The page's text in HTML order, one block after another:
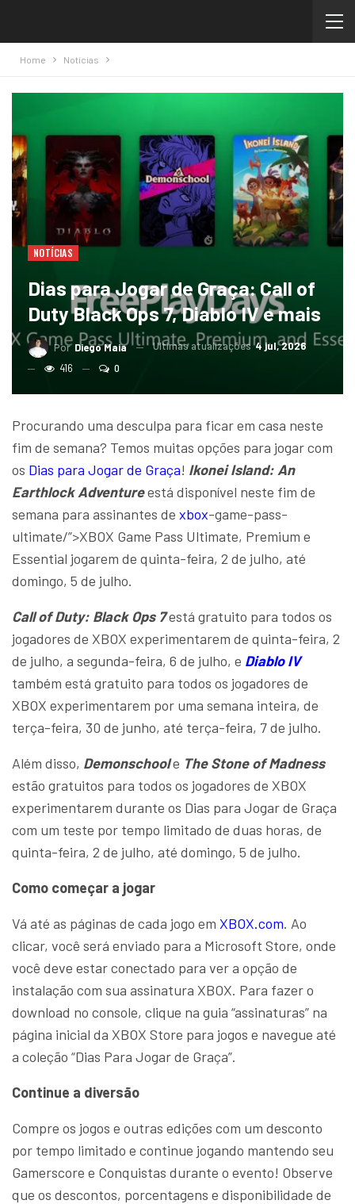
Home Notícias
NOTÍCIAS
Dias para Jogar de Graça: Call of
Duty Black Ops 7, Diablo IV e mais
Por Diego Maia Ultimas atualizações4 jul, 2026
416
0
Procurando uma desculpa para ficar em casa neste
fim de semana? Temos muitas opções para jogar com
os Dias para Jogar de Graça! Ikonei Island: An
Earthlock Adventureestá disponível neste fim de
semana para assinantes de xbox-game-pass-
ultimate/”>XBOX Game Pass Ultimate, Premium e
Essential jogarem de quinta-feira, 2 de julho, até
domingo, 5 de julho.
Call of Duty: Black Ops 7está gratuito para todos os
jogadores de XBOX experimentarem de quinta-feira, 2
de julho, a segunda-feira, 6 de julho, e Diablo IV
também está gratuito para todos os jogadores de
XBOX experimentarem por uma semana inteira, de
terça-feira, 30 de junho, até terça-feira, 7 de julho.
Além disso, Demonschoole The Stone of Madness
estão gratuitos para todos os jogadores de XBOX
experimentarem durante os Dias para Jogar de Graça
com um teste por tempo limitado de duas horas, de
quinta-feira, 2 de julho, até domingo, 5 de julho.
Como começar a jogar
Vá até as páginas de cada jogo em XBOX.com. Ao
clicar, você será enviado para a Microsoft Store, onde
você deve estar conectado para ver a opção de
instalação com sua assinatura XBOX. Para fazer o
download no console, clique na guia “assinaturas” na
página inicial da XBOX Store para jogos e navegue até
a coleção “Dias Para Jogar de Graça”.
Continue a diversão
Compre os jogos e outras edições com um desconto
por tempo limitado e continue jogando mantendo seu
Gamerscore e Conquistas durante o evento! Observe
que os descontos, porcentagens e disponibilidade de